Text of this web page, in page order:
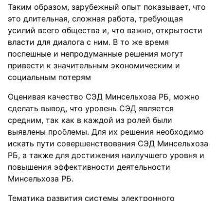
Таким образом, зарубежный опыт показывает, что
это длительная, сложная работа, требующая
усилий всего общества и, что важно, открытости
власти для диалога с ним. В то же время
поспешные и непродуманные решения могут
привести к значительным экономическим и
социальным потерям
Оценивая качество СЭД Минсельхоза РБ, можно
сделать вывод, что уровень СЭД является
средним, так как в каждой из ролей были
выявлены проблемы. Для их решения необходимо
искать пути совершенствования СЭД Минсельхоза
РБ, а также для достижения наилучшего уровня и
повышения эффективности деятельности
Минсельхоза РБ.
Тематика развития системы электронного